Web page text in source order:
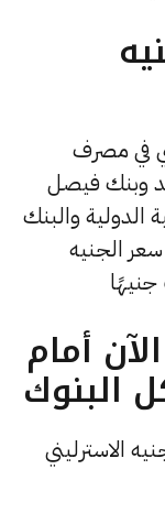
في مصرف
وبنك فيصل
الدولية والبنك
الجنيه
أمام
البنوك
الاسترليني